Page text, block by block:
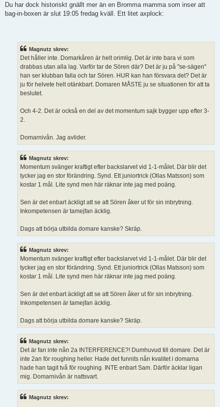
Du har dock historiskt gnällt mer än en Bromma mamma som inser att
bag-in-boxen är slut 19:05 fredag kväll. Ett litet axplock:
Magnutz skrev:
Det håller inte. Domarkåren är helt orimlig. Det är inte bara vi som
drabbas utan alla lag. Varför tar de Sören där? Det är ju på "se-sägen"
han ser klubban falla och tar Sören. HUR kan han försvara det? Det är
ju för helvete helt otänkbart. Domaren MÅSTE ju se situationen för att ta
beslutet.
Och 4-2. Det är också en del av det momentum sajk bygger upp efter 3-
2.
Domarnivån. Jag avlider.
Magnutz skrev:
Momentum svänger kraftigt efter backslarvet vid 1-1-målet. Där blir det
tycker jag en stor förändring. Synd. Ett juniortrick (Ollas Matsson) som
kostar 1 mål. Lite synd men här räknar inte jag med poäng.
Sen är det enbart äckligt att se att Sören åker ut för sin inbrytning.
Inkompetensen är tamejfan äcklig.
Dags att börja utbilda domare kanske? Skräp.
Magnutz skrev:
Momentum svänger kraftigt efter backslarvet vid 1-1-målet. Där blir det
tycker jag en stor förändring. Synd. Ett juniortrick (Ollas Matsson) som
kostar 1 mål. Lite synd men här räknar inte jag med poäng.
Sen är det enbart äckligt att se att Sören åker ut för sin inbrytning.
Inkompetensen är tamejfan äcklig.
Dags att börja utbilda domare kanske? Skräp.
Magnutz skrev:
Det är fan inte nån 2a INTERFERENCE?! Dumhuvud till domare. Det är
inte 2an för roughing heller. Hade det funnits nån kvalitet i domarna
hade han tagit två för roughing. INTE enbart Sam. Därför äcklar ligan
mig. Domarnivån är nattsvart.
Magnutz skrev: